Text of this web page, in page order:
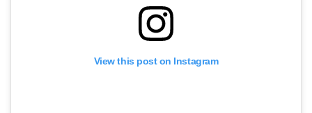
View this post on Instagram